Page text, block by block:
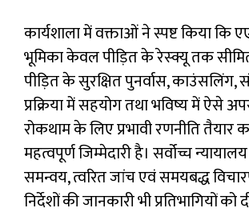
कार्यशाला में वक्ताओं ने स्पष्ट किया कि
भूमिका केवल पीड़ित के रेस्क्यू तक
पीड़ित के सुरक्षित पुनर्वास, काउंसलिंग,
प्रक्रिया में सहयोग तथा भविष्य में ऐसे
रोकथाम के लिए प्रभावी रणनीति तैयार
महत्वपूर्ण जिम्मेदारी है। सर्वोच्च
समन्वय, त्वरित जांच एवं समयबद्ध
निर्देशों की जानकारी भी प्रतिभागियों को